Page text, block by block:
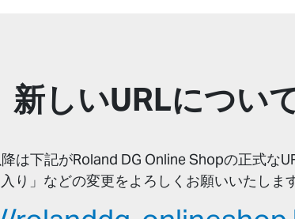
新しいURLについ
は下記がRoland DG Online Shopの正式な
入り」などの変更をよろしくお願いいたします